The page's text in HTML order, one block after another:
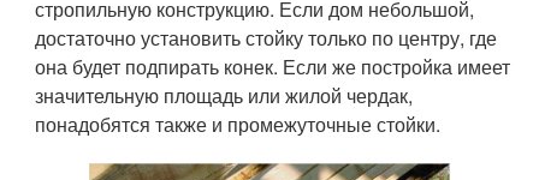
стропильную конструкцию. Если дом небольшой,
достаточно установить стойку только по центру, где
она будет подпирать конек. Если же постройка имеет
значительную площадь или жилой чердак,
понадобятся также и промежуточные стойки.